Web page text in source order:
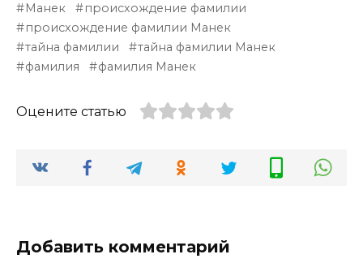
Манек
происхождение фамилии
происхождение фамилии Манек
тайна фамилии
тайна фамилии Манек
фамилия
фамилия Манек
Оцените статью
Добавить комментарий